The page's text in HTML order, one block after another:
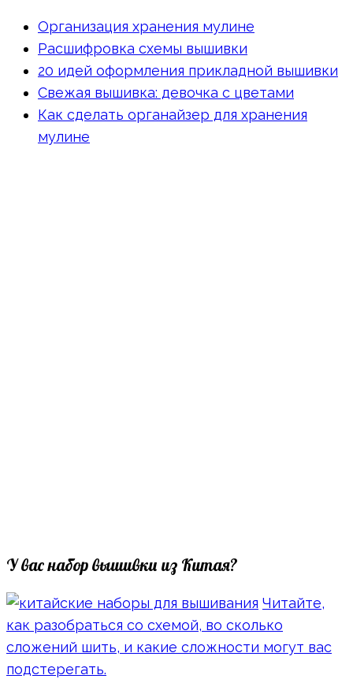
Организация хранения мулине
Расшифровка схемы вышивки
20 идей оформления прикладной вышивки
Свежая вышивка: девочка с цветами
Как сделать органайзер для хранения
мулине
У вас набор вышивки из Китая?
Читайте,
как разобраться со схемой, во сколько
сложений шить, и какие сложности могут вас
подстерегать.